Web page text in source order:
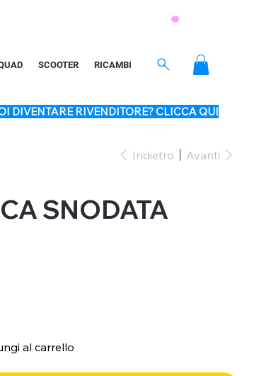
SCOOTER RICAMBI
DIVENTARE RIVENDITORE? CLICCA QUI
Indietro Avanti
SNODATA
al carrello